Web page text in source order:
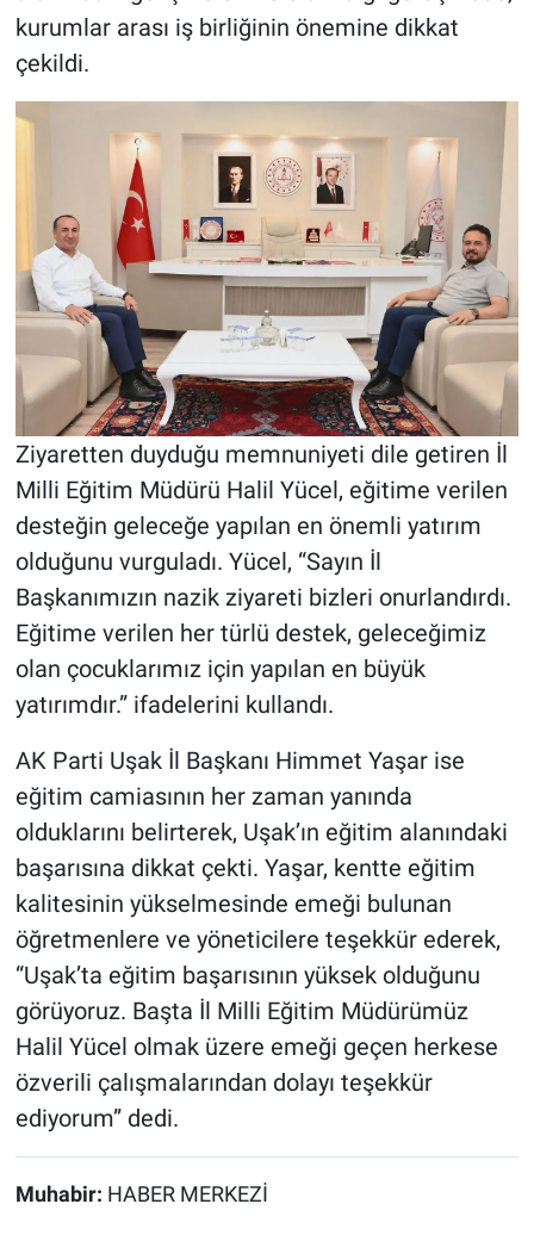
kurumlar arası iş birliğinin önemine dikkat
çekildi.
Ziyaretten duyduğu memnuniyeti dile getiren İl
Milli Eğitim Müdürü Halil Yücel, eğitime verilen
desteğin geleceğe yapılan en önemli yatırım
olduğunu vurguladı. Yücel, “Sayın İl
Başkanımızın nazik ziyareti bizleri onurlandırdı.
Eğitime verilen her türlü destek, geleceğimiz
olan çocuklarımız için yapılan en büyük
yatırımdır.” ifadelerini kullandı.
AK Parti Uşak İl Başkanı Himmet Yaşar ise
eğitim camiasının her zaman yanında
olduklarını belirterek, Uşak’ın eğitim alanındaki
başarısına dikkat çekti. Yaşar, kentte eğitim
kalitesinin yükselmesinde emeği bulunan
öğretmenlere ve yöneticilere teşekkür ederek,
“Uşak’ta eğitim başarısının yüksek olduğunu
görüyoruz. Başta İl Milli Eğitim Müdürümüz
Halil Yücel olmak üzere emeği geçen herkese
özverili çalışmalarından dolayı teşekkür
ediyorum” dedi.
Muhabir: HABER MERKEZİ